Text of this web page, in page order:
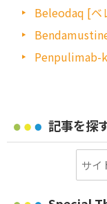
Beleodaq [ベ
Penpulimab-
記事を探